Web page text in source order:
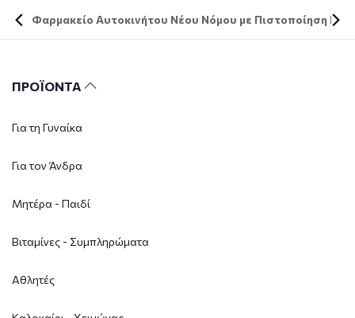
Φαρμακείο Αυτοκινήτου Νέου Νόμου με Πιστοποίηση DIN
ΠΡΟΪΟΝΤΑ
Για τη Γυναίκα
Για τον Άνδρα
Μητέρα - Παιδί
Βιταμίνες - Συμπληρώματα
Αθλητές